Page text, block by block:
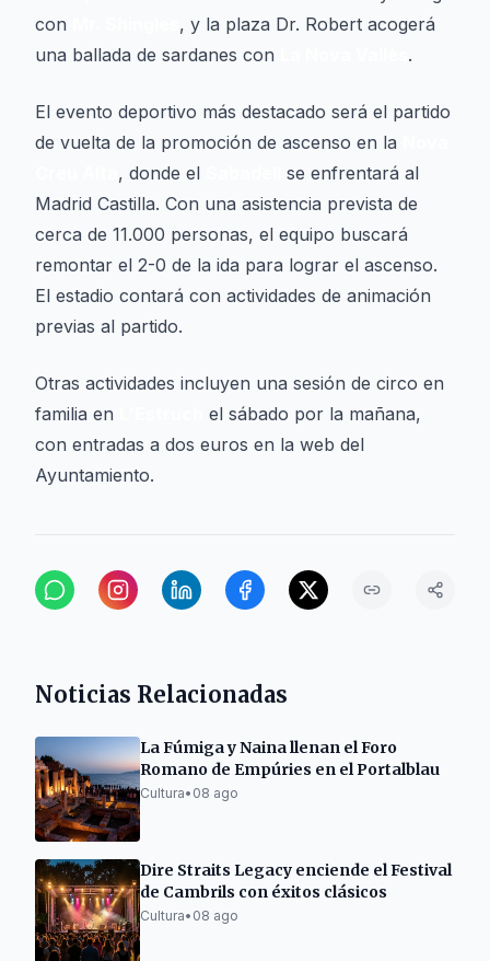
con
, y la plaza Dr. Robert acogerá
una ballada de sardanes con
.
El evento deportivo más destacado será el partido
de vuelta de la promoción de ascenso en la
, donde el
se enfrentará al
Madrid Castilla. Con una asistencia prevista de
cerca de 11.000 personas, el equipo buscará
remontar el 2-0 de la ida para lograr el ascenso.
El estadio contará con actividades de animación
previas al partido.
Otras actividades incluyen una sesión de circo en
familia en
el sábado por la mañana,
con entradas a dos euros en la web del
Ayuntamiento.
Noticias Relacionadas
La Fúmiga y Naina llenan el Foro
Romano de Empúries en el Portalblau
Cultura• 08 ago
Dire Straits Legacy enciende el Festival
de Cambrils con éxitos clásicos
Cultura• 08 ago